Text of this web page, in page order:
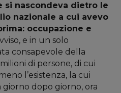
si nascondeva dietro le
nazionale a cui avevo
occupazione e
e in un solo
consapevole della
di persone, di cui
l’esistenza, la cui
giorno dopo giorno, ora